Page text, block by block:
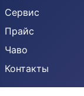
Сервис
Прайс
Чаво
Контакты